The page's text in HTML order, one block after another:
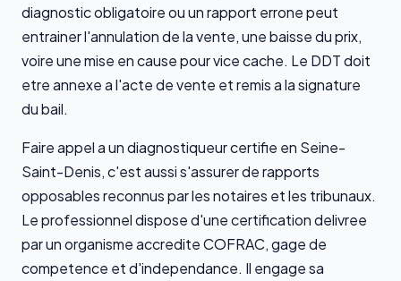
diagnostic obligatoire ou un rapport errone peut
entrainer l'annulation de la vente, une baisse du prix,
voire une mise en cause pour vice cache. Le DDT doit
etre annexe a l'acte de vente et remis a la signature
du bail.
Faire appel a un diagnostiqueur certifie en Seine-
Saint-Denis, c'est aussi s'assurer de rapports
opposables reconnus par les notaires et les tribunaux.
Le professionnel dispose d'une certification delivree
par un organisme accredite COFRAC, gage de
competence et d'independance. Il engage sa